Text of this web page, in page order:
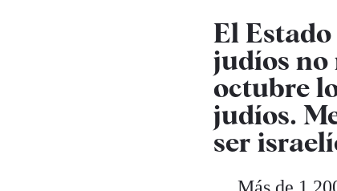
El
judíos no
octubre
judíos.
ser